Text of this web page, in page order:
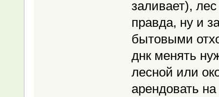
заливает),
правда, ну и
бытовыми
днк менять
лесной или
арендовать